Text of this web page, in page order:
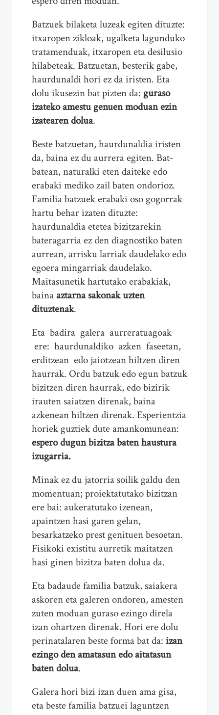
Batzuek bilaketa luzeak egiten dituzte:
itxaropen zikloak, ugalketa lagunduko
tratamenduak, itxaropen eta desilusio
hilabeteak. Batzuetan, besterik gabe,
haurdunaldi hori ez da iristen. Eta
dolu ikusezin bat pizten da: guraso
izateko amestu genuen moduan ezin
izatearen dolua.
Beste batzuetan, haurdunaldia iristen
da, baina ez du aurrera egiten. Bat-
batean, naturalki eten daiteke edo
erabaki mediko zail baten ondorioz.
Familia batzuek erabaki oso gogorrak
hartu behar izaten dituzte:
haurdunaldia etetea bizitzarekin
bateragarria ez den diagnostiko baten
aurrean, arrisku larriak daudelako edo
egoera mingarriak daudelako.
Maitasunetik hartutako erabakiak,
bainaaztarna sakonak uzten
dituztenak.
Eta badira galera aurreratuagoak
ere: haurdunaldiko azken faseetan,
erditzean edo jaiotzean hiltzen diren
haurrak. Ordu batzuk edo egun batzuk
bizitzen diren haurrak, edo bizirik
irauten saiatzen direnak, baina
azkenean hiltzen direnak. Esperientzia
horiek guztiek dute amankomunean:
espero dugun bizitza baten haustura
izugarria.
Minak ez du jatorria soilik galdu den
momentuan; proiektatutako bizitzan
ere bai: aukeratutako izenean,
apaintzen hasi garen gelan,
besarkatzeko prest genituen besoetan.
Fisikoki existitu aurretik maitatzen
hasi ginen bizitza baten dolua da.
Eta badaude familia batzuk, saiakera
askoren eta galeren ondoren, amesten
zuten moduan guraso ezingo direla
izan ohartzen direnak. Hori ere dolu
perinatalaren beste forma bat da: izan
ezingo den amatasun edo aitatasun
baten dolua.
Galera hori bizi izan duen ama gisa,
eta beste familia batzuei laguntzen